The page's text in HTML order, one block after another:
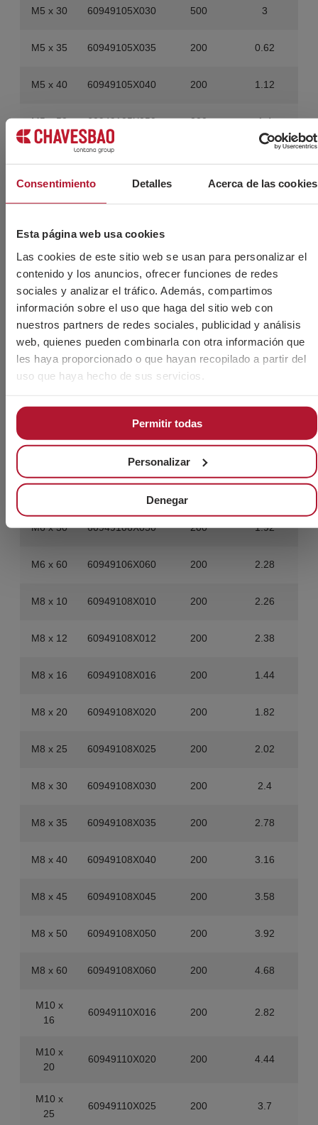
Consentimiento Detalles Acerca de las cookies
Esta página web usa cookies
Las cookies de este sitio web se usan para personalizar el
contenido y los anuncios, ofrecer funciones de redes
sociales y analizar el tráfico. Además, compartimos
información sobre el uso que haga del sitio web con
nuestros partners de redes sociales, publicidad y análisis
web, quienes pueden combinarla con otra información que
les haya proporcionado o que hayan recopilado a partir del
uso que haya hecho de sus servicios.
Permitir todas
Personalizar
Denegar
M5 x 30 60949105X030 500 3
M5 x 35 60949105X035 200 0.62
M5 x 40 60949105X040 200 1.12
M5 x 50 60949105X050 200 1.4
M6 x 12 60949106X012
M6 x 16 60949106X016 500 1.95
M6 x 20 60949106X020 500 2.3
M6 x 25 60949106X025 500 3.5
M6 x 30 60949106X030 500
M6 x 50 60949106X050 200 1.92
M6 x 60 60949106X060 200 2.28
M8 x 10 60949108X010 200 2.26
M8 x 12 60949108X012 200 2.38
M8 x 16 60949108X016 200 1.44
M8 x 20 60949108X020 200 1.82
M8 x 25 60949108X025 200 2.02
M8 x 30 60949108X030 200 2.4
M8 x 35 60949108X035 200 2.78
M8 x 40 60949108X040 200 3.16
M8 x 45 60949108X045 200 3.58
M8 x 50 60949108X050 200 3.92
M8 x 60 60949108X060 200 4.68
M10 x
16
60949110X016 200 2.82
M10 x
20
60949110X020 200 4.44
M10 x
25
60949110X025 200 3.7